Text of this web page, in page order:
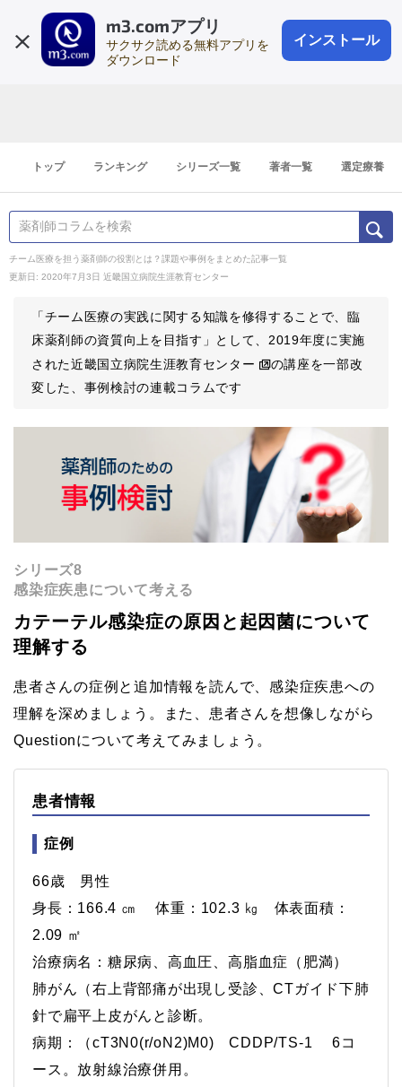
m3.comアプリ
サクサク読める無料アプリを
ダウンロード
インストール
会員登録
登録1分
トップ ランキング シリーズ一覧 著者一覧 選定療養
チーム医療を担う薬剤師の役割とは？課題や事例をまとめた記事一覧
更新日: 2020年7月3日 近畿国立病院生涯教育センター
「チーム医療の実践に関する知識を修得することで、臨
床薬剤師の資質向上を目指す」として、2019年度に実施
された近畿国立病院生涯教育センター
の講座を一部改
変した、事例検討の連載コラムです
シリーズ8
感染症疾患について考える
カテーテル感染症の原因と起因菌について
理解する
患者さんの症例と追加情報を読んで、感染症疾患への
理解を深めましょう。また、患者さんを想像しながら
Questionについて考えてみましょう。
患者情報
症例
66歳 男性
身長：166.4 ㎝ 体重：102.3 ㎏ 体表面積：
2.09 ㎡
治療病名：糖尿病、高血圧、高脂血症（肥満）
肺がん（右上背部痛が出現し受診、CTガイド下肺
針で扁平上皮がんと診断。
病期：（cT3N0(r/oN2)M0) CDDP/TS-1 6コ
ース。放射線治療併用。